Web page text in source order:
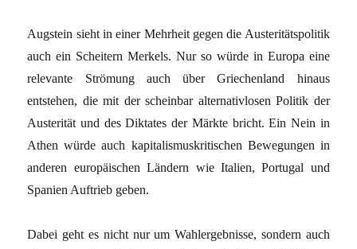
Augstein sieht in einer Mehrheit gegen die Austeritätspolitik
auch ein Scheitern Merkels. Nur so würde in Europa eine
relevante Strömung auch über Griechenland hinaus
entstehen, die mit der scheinbar alternativlosen Politik der
Austerität und des Diktates der Märkte bricht. Ein Nein in
Athen würde auch kapitalismuskritischen Bewegungen in
anderen europäischen Ländern wie Italien, Portugal und
Spanien Auftrieb geben.
Dabei geht es nicht nur um Wahlergebnisse, sondern auch